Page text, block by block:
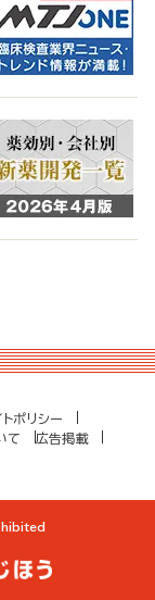
トポリシー
て
広告掲載